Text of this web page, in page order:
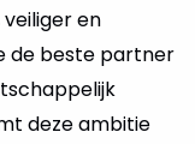
en
de beste partner
deze ambitie